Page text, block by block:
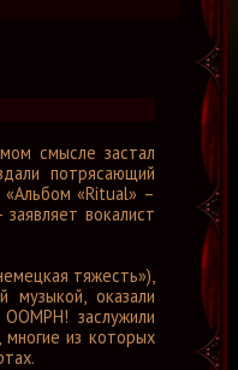
смысле застал
потрясающий
«Ritual» –
вокалист
тяжесть»),
оказали
заслужили
из которых